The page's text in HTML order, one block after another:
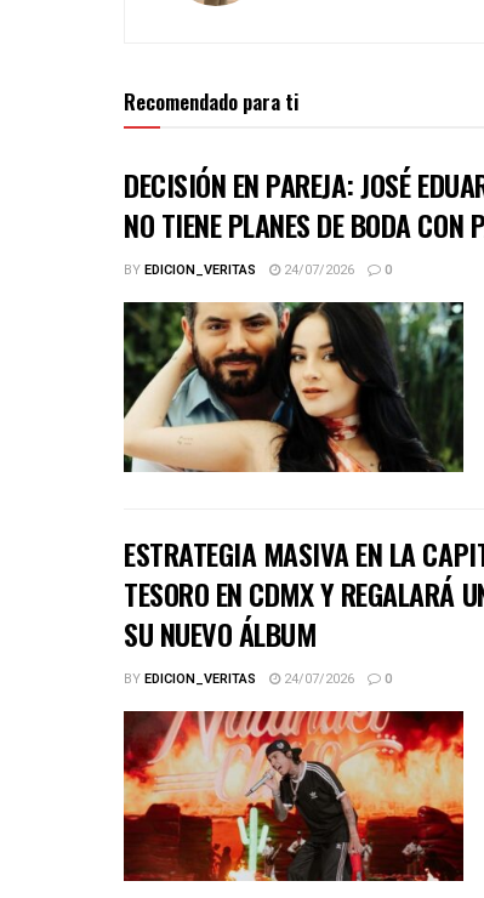
Recomendado para ti
DECISIÓN EN PAREJA: JOSÉ
NO TIENE PLANES DE BODA CON
BYEDICION_VERITAS 24/07/2026 0
ESTRATEGIA MASIVA EN LA
TESORO EN CDMX Y REGALARÁ
SU NUEVO ÁLBUM
BYEDICION_VERITAS 24/07/2026 0